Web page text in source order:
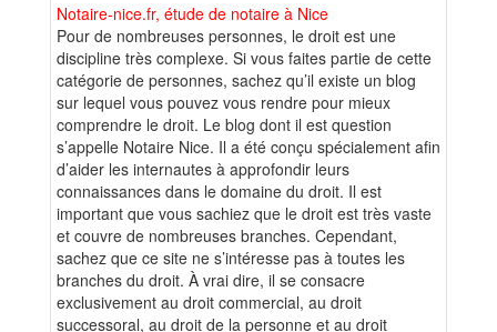
Notaire-nice.fr, étude de notaire à Nice
Pour de nombreuses personnes, le droit est une
discipline très complexe. Si vous faites partie de cette
catégorie de personnes, sachez qu’il existe un blog
sur lequel vous pouvez vous rendre pour mieux
comprendre le droit. Le blog dont il est question
s’appelle Notaire Nice. Il a été conçu spécialement afin
d’aider les internautes à approfondir leurs
connaissances dans le domaine du droit. Il est
important que vous sachiez que le droit est très vaste
et couvre de nombreuses branches. Cependant,
sachez que ce site ne s’intéresse pas à toutes les
branches du droit. À vrai dire, il se consacre
exclusivement au droit commercial, au droit
successoral, au droit de la personne et au droit